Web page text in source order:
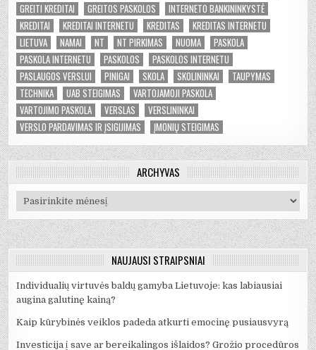
GREITI KREDITAI
GREITOS PASKOLOS
INTERNETO BANKININKYSTĖ
KREDITAI
KREDITAI INTERNETU KREDITAS
KREDITAS INTERNETU
LIETUVA
NAMAI NT NT PIRKIMAS NUOMA
PASKOLA
PASKOLA INTERNETU
PASKOLOS
PASKOLOS INTERNETU
PASLAUGOS VERSLUI
PINIGAI SKOLA SKOLININKAI
TAUPYMAS
TECHNIKA
UAB STEIGIMAS
VARTOJAMOJI PASKOLA
VARTOJIMO PASKOLA
VERSLAS
VERSLININKAI
VERSLO PARDAVIMAS IR ĮSIGIJIMAS
ĮMONIŲ STEIGIMAS
ARCHYVAS
Archyvas
NAUJAUSI STRAIPSNIAI
Individualių virtuvės baldų gamyba Lietuvoje: kas labiausiai
augina galutinę kainą?
Kaip kūrybinės veiklos padeda atkurti emocinę pusiausvyrą
Investicija į save ar bereikalingos išlaidos? Grožio procedūros